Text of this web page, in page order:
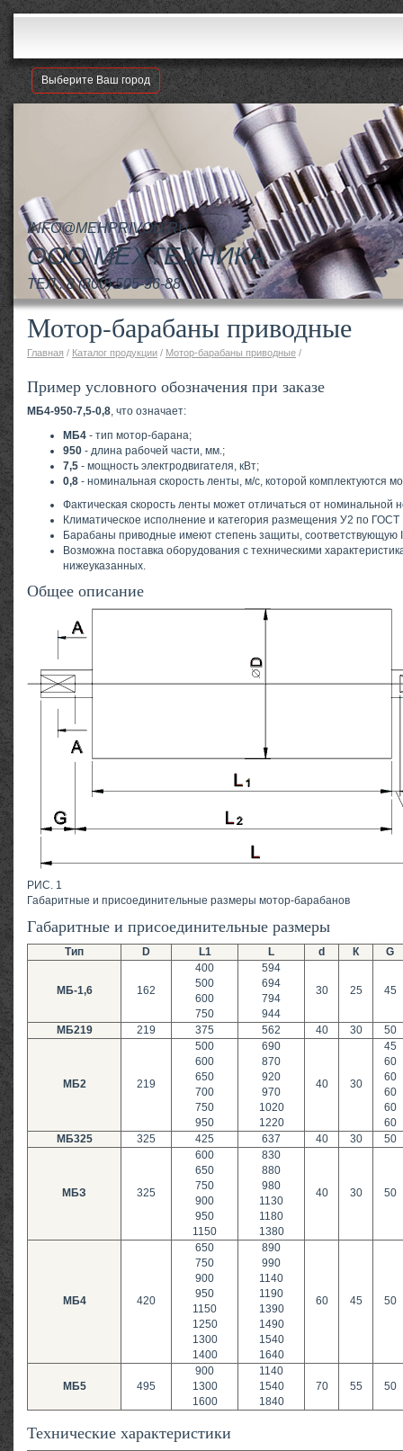
Выберите Ваш город
INFO@MEHPRIVOD.RU
ООО МЕХТЕХНИКА
ТЕЛ.:8 (800) 505-36-88
Мотор-барабаны приводные
Главная / Каталог продукции / Мотор-барабаны приводные /
Пример условного обозначения при заказе
МБ4-950-7,5-0,8, что означает:
МБ4 - тип мотор-барана;
950 - длина рабочей части, мм.;
7,5 - мощность электродвигателя, кВт;
0,8 - номинальная скорость ленты, м/с, которой комплектуются
Фактическая скорость ленты может отличаться от номинальной
Климатическое исполнение и категория размещения У2 по ГОСТ
Барабаны приводные имеют степень защиты, соответствующую
Возможна поставка оборудования с техническими
нижеуказанных.
Общее описание
РИС. 1
Габаритные и присоединительные размеры мотор-барабанов
Габаритные и присоединительные размеры
Тип D L1 L d К G
МБ-1,6 162
400
500
600
750
594
694
794
944
30 25 45
МБ219 219 375 562 40 30 50
МБ2 219
500
600
650
700
750
950
690
870
920
970
1020
1220
40 30
45
60
60
60
60
60
МБ325
325 425 637 40 30 50
МБЗ 325
600
650
750
900
950
1150
830
880
980
1130
1180
1380
40 30 50
МБ4 420
650
750
900
950
1150
1250
1300
1400
890
990
1140
1190
1390
1490
1540
1640
60 45 50
МБ5 495
900
1300
1600
1140
1540
1840
70 55 50
Технические характеристики